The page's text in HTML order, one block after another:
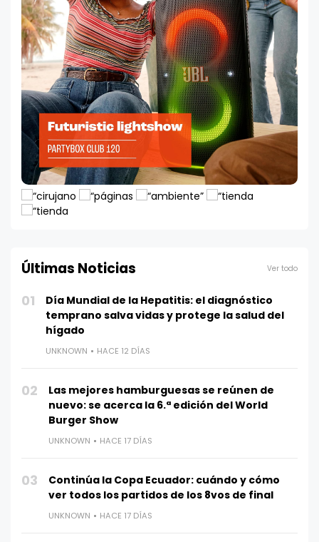
Últimas Noticias Ver todo
01
Día Mundial de la Hepatitis: el diagnóstico
temprano salva vidas y protege la salud del
hígado
UNKNOWN HACE 12 DÍAS
02
Las mejores hamburguesas se reúnen de
nuevo: se acerca la 6.ª edición del World
Burger Show
UNKNOWN HACE 17 DÍAS
03
Continúa la Copa Ecuador: cuándo y cómo
ver todos los partidos de los 8vos de final
UNKNOWN HACE 17 DÍAS